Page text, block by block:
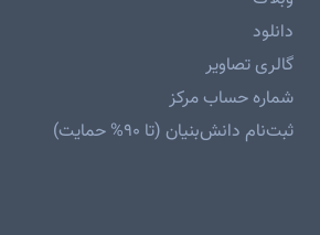
دانلود
گالری تصاویر
شماره حساب مرکز
ثبت‌نام دانش‌بنیان (تا ۹۰% حمایت)